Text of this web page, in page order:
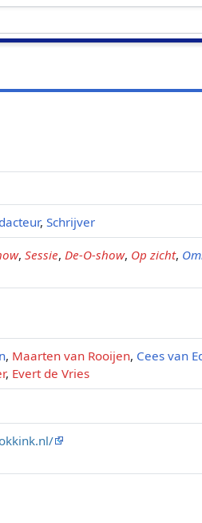
,Schrijver
,Sessie, De-O-show, Op zicht,
, Maarten van Rooijen, Cees van
, Evert de Vries